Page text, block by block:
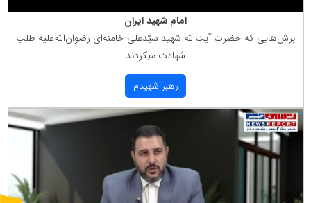
امام شهید ایران
برش‌هایی كه حضرت آیت‌الله شهید سیّدعلی خامنه‌ای رضوان‌الله‌علیه طلب
شهادت میكردند
رهبر شهیدم